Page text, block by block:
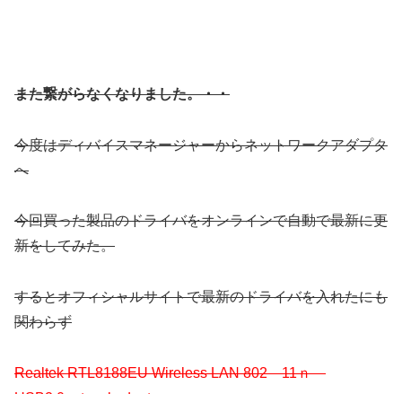
また繋がらなくなりました。・・
今度はディバイスマネージャーからネットワークアダプタ
へ
今回買った製品のドライバをオンラインで自動で最新に更
新をしてみた。
するとオフィシャルサイトで最新のドライバを入れたにも
関わらず
Realtek RTL8188EU Wireless LAN 802 11ｎ